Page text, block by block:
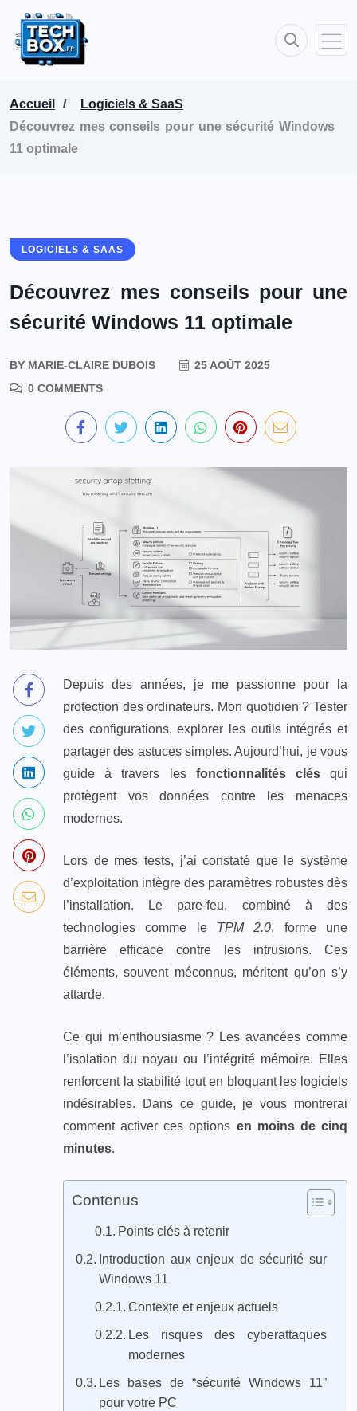
Accueil
Logiciels & SaaS
Découvrez mes conseils pour une sécurité Windows
11 optimale
LOGICIELS & SAAS
Découvrez mes conseils pour une
sécurité Windows 11 optimale
BY MARIE-CLAIRE DUBOIS
25 AOÛT 2025
0 COMMENTS
Depuis des années, je me passionne pour la
protection des ordinateurs. Mon quotidien ? Tester
des configurations, explorer les outils intégrés et
partager des astuces simples. Aujourd’hui, je vous
guide à travers les fonctionnalités clésqui
protègent vos données contre les menaces
modernes.
Lors de mes tests, j’ai constaté que le système
d’exploitation intègre des paramètres robustes dès
l’installation. Le pare-feu, combiné à des
technologies comme le
TPM 2.0, forme une
barrière efficace contre les intrusions. Ces
éléments, souvent méconnus, méritent qu’on s’y
attarde.
Ce qui m’enthousiasme ? Les avancées comme
l’isolation du noyau ou l’intégrité mémoire. Elles
renforcent la stabilité tout en bloquant les logiciels
indésirables. Dans ce guide, je vous montrerai
comment activer ces options en moins de cinq
minutes.
Contenus
Points clés à retenir
Introduction aux enjeux de sécurité sur
Windows 11
Contexte et enjeux actuels
Les risques des cyberattaques
modernes
Les bases de “sécurité Windows 11”
pour votre PC